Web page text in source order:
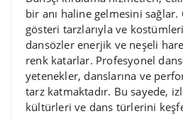
bir anı haline gelmesini sağlar.
gösteri tarzlarıyla ve
dansözler enerjik ve neşeli
renk katarlar. Profesyonel
yetenekler, danslarına ve
tarz katmaktadır. Bu sayede,
kültürleri ve dans türlerini